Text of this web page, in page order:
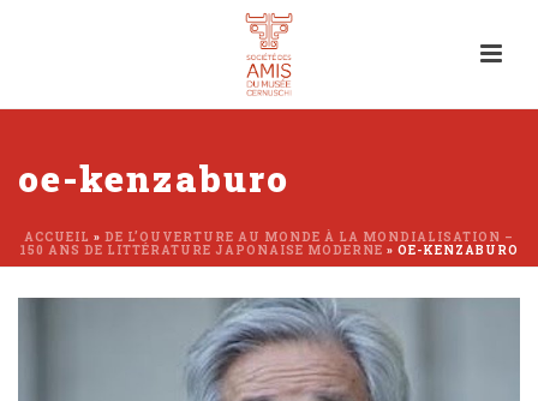
oe-kenzaburo
ACCUEIL » DE L’OUVERTURE AU MONDE À LA MONDIALISATION –
150 ANS DE LITTÉRATURE JAPONAISE MODERNE » OE-KENZABURO